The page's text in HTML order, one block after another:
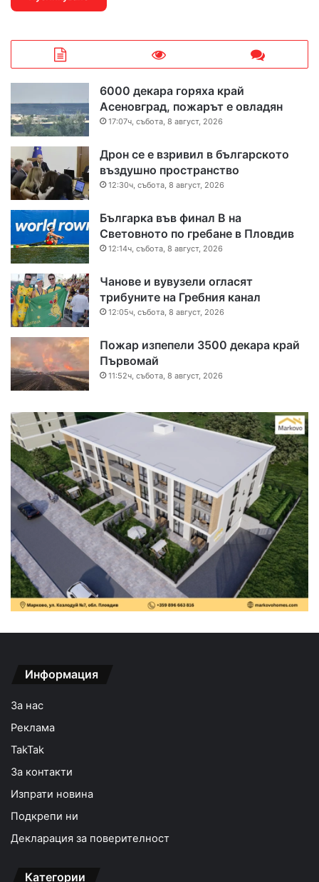
6000 декара горяха край
Асеновград, пожарът е овладян
17:07ч, събота, 8 август, 2026
Дрон се е взривил в българското
въздушно пространство
12:30ч, събота, 8 август, 2026
Българка във финал B на
Световното по гребане в Пловдив
12:14ч, събота, 8 август, 2026
Чанове и вувузели огласят
трибуните на Гребния канал
12:05ч, събота, 8 август, 2026
Пожар изпепели 3500 декара край
Първомай
11:52ч, събота, 8 август, 2026
Информация
За нас
Реклама
TakTak
За контакти
Изпрати новина
Подкрепи ни
Декларация за поверителност
Категории